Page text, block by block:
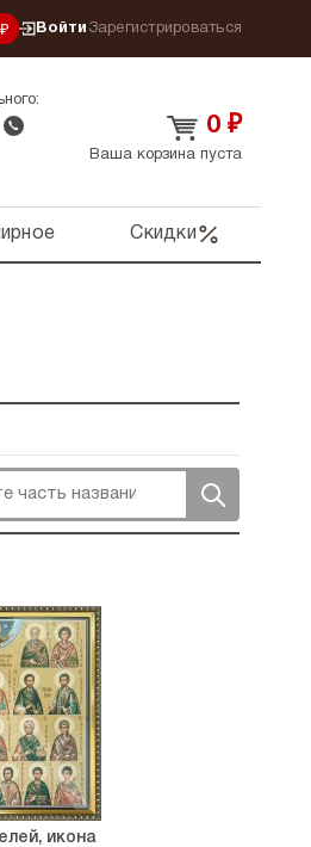
Войти Зарегистрироваться
0 ₽
Ваша корзина пуста
Скидки
икона